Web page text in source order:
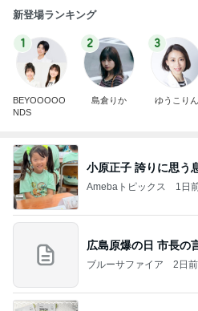
新登場ランキング
1
BEYOOOOO
NDS
2
島倉りか
3
ゆうこりん
小原正子 誇りに思う
Amebaトピックス 1日
広島原爆の日 市長の
ブルーサファイア 2日前